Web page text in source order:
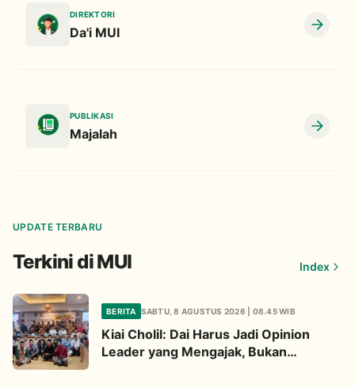
DIREKTORI
Da'i MUI
PUBLIKASI
Majalah
UPDATE TERBARU
Terkini di MUI Index
BERITA SABTU, 8 AGUSTUS 2026 | 08.45 WIB
Kiai Cholil: Dai Harus Jadi Opinion
Leader yang Mengajak, Bukan